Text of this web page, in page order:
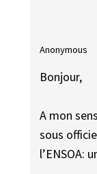
Anonymous
Bonjour,
A mon
sous
l’ENSOA: